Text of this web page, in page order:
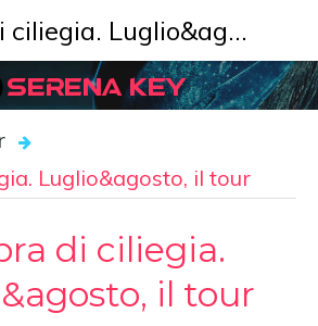
SERENA KEY
Luglio&agosto, il tour
di ciliegia.
il tour
Labbra di ciliegia. Luglio&agosto, il tour - Tour - SERENA KEY